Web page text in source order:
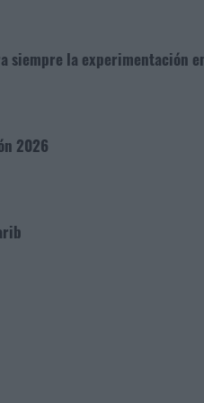
siempre la experimentación
2026